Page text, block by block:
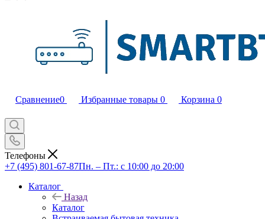
Сравнение0 Избранные товары 0 Корзина 0
Телефоны
+7 (495) 801-67-87Пн. – Пт.: с 10:00 до 20:00
Каталог
Назад
Каталог